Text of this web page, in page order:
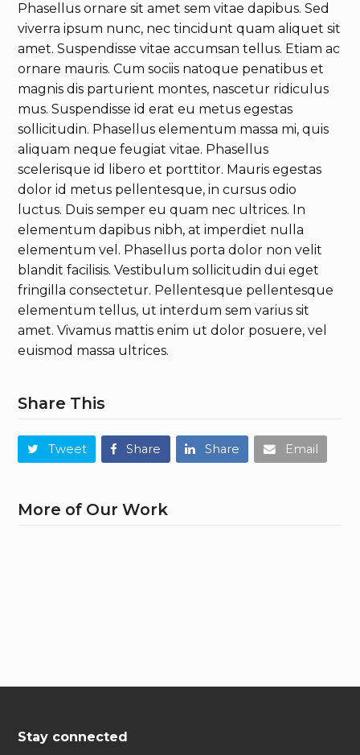
Phasellus ornare sit amet sem vitae dapibus. Sed
viverra ipsum nunc, nec tincidunt quam aliquet sit
amet. Suspendisse vitae accumsan tellus. Etiam ac
ornare mauris. Cum sociis natoque penatibus et
magnis dis parturient montes, nascetur ridiculus
mus. Suspendisse id erat eu metus egestas
sollicitudin. Phasellus elementum massa mi, quis
aliquam neque feugiat vitae. Phasellus
scelerisque id libero et porttitor. Mauris egestas
dolor id metus pellentesque, in cursus odio
luctus. Duis semper eu quam nec ultrices. In
elementum dapibus nibh, at imperdiet nulla
elementum vel. Phasellus porta dolor non velit
blandit facilisis. Vestibulum sollicitudin dui eget
fringilla consectetur. Pellentesque pellentesque
elementum tellus, ut interdum sem varius sit
amet. Vivamus mattis enim ut dolor posuere, vel
euismod massa ultrices.
Share This
Tweet Share Share Email
More of Our Work
Stay connected